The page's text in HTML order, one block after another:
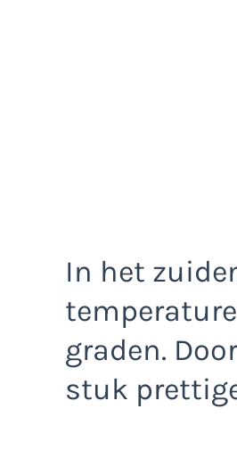
In het
graden.
stuk